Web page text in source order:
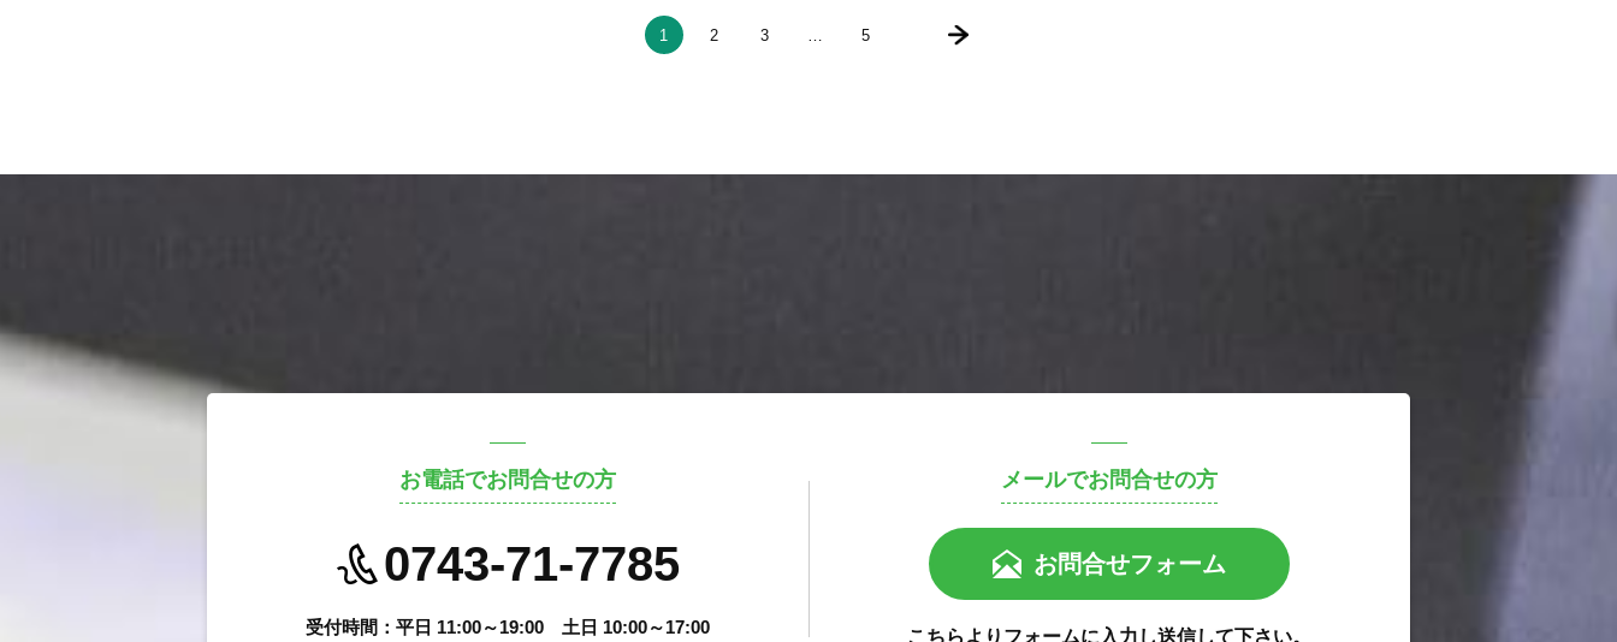
1 2 3 5
お電話でお問合せの方
0743-71-7785
受付時間：平日 11:00～19:00 土日 10:00～17:00
メールでお問合せの方
お問合せフォーム
こちらよりフォームに入力し送信して下さい。